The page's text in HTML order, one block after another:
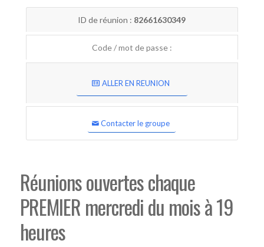
ID de réunion : 82661630349
Code / mot de passe :
ALLER EN REUNION
Contacter le groupe
Réunions ouvertes chaque
PREMIER mercredi du mois à 19
heures